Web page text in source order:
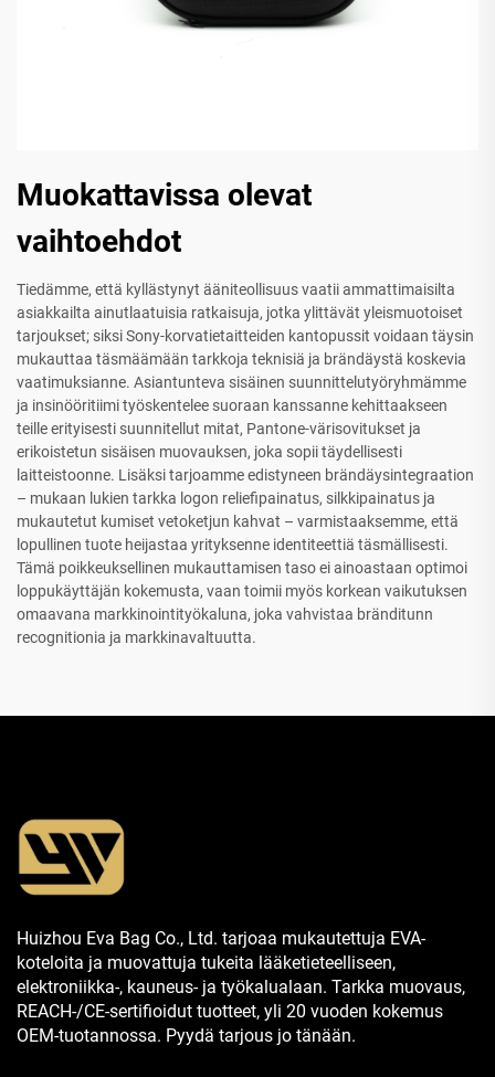
Muokattavissa olevat
vaihtoehdot
Tiedämme, että kyllästynyt ääniteollisuus vaatii ammattimaisilta
asiakkailta ainutlaatuisia ratkaisuja, jotka ylittävät yleismuotoiset
tarjoukset; siksi Sony-korvatietaitteiden kantopussit voidaan täysin
mukauttaa täsmäämään tarkkoja teknisiä ja brändäystä koskevia
vaatimuksianne. Asiantunteva sisäinen suunnittelutyöryhmämme
ja insinööritiimi työskentelee suoraan kanssanne kehittaakseen
teille erityisesti suunnitellut mitat, Pantone-värisovitukset ja
erikoistetun sisäisen muovauksen, joka sopii täydellisesti
laitteistoonne. Lisäksi tarjoamme edistyneen brändäysintegraation
– mukaan lukien tarkka logon reliefipainatus, silkkipainatus ja
mukautetut kumiset vetoketjun kahvat – varmistaaksemme, että
lopullinen tuote heijastaa yrityksenne identiteettiä täsmällisesti.
Tämä poikkeuksellinen mukauttamisen taso ei ainoastaan optimoi
loppukäyttäjän kokemusta, vaan toimii myös korkean vaikutuksen
omaavana markkinointityökaluna, joka vahvistaa bränditunn
recognitionia ja markkinavaltuutta.
Huizhou Eva Bag Co., Ltd. tarjoaa mukautettuja EVA-
koteloita ja muovattuja tukeita lääketieteelliseen,
elektroniikka-, kauneus- ja työkalualaan. Tarkka muovaus,
REACH-/CE-sertifioidut tuotteet, yli 20 vuoden kokemus
OEM-tuotannossa. Pyydä tarjous jo tänään.